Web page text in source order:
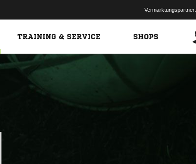
Vermarktungspartner:
TRAINING & SERVICE SHOPS